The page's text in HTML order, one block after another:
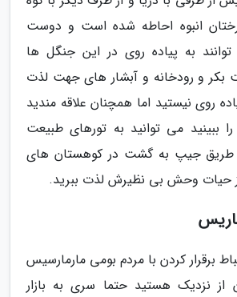
انبوه احاطه شده است و دوست
به پیاده روی در این جنگل ها
بکر و رودخانه و آبشار های جهت لذت
روی نیستید اما همچنان علاقه مندید
ببینید می توانید به تورهای طبیعت
طریق جیپ به گشت در کوهستان های
از حیات وحش بی نظیرش لذت ببرید.
برقرار کردن با مردم بومی مارمارسیس
نزدیک هستید حتما سری به بازار